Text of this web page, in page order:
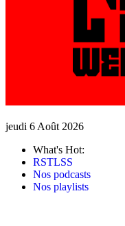
jeudi 6 Août 2026
What's Hot:
RSTLSS
Nos podcasts
Nos playlists